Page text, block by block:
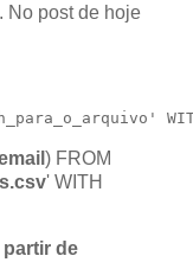
No post de hoje
) FROM
' WITH
partir de